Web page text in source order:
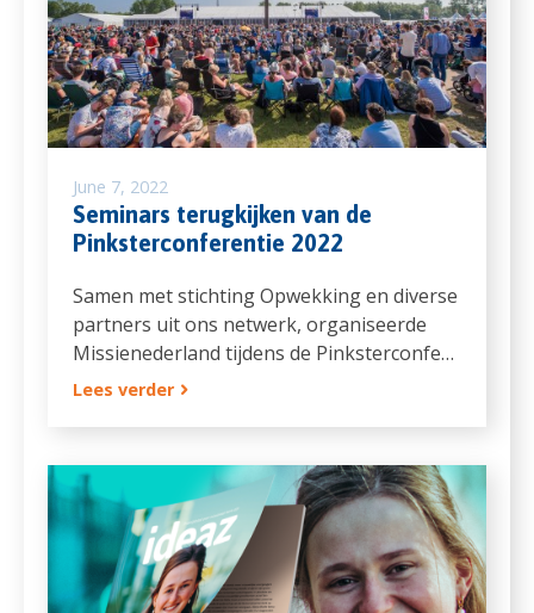
June 7, 2022
Seminars terugkijken van de
Pinksterconferentie 2022
Samen met stichting Opwekking en diverse
partners uit ons netwerk, organiseerde
Missienederland tijdens de Pinksterconfe…
Lees verder